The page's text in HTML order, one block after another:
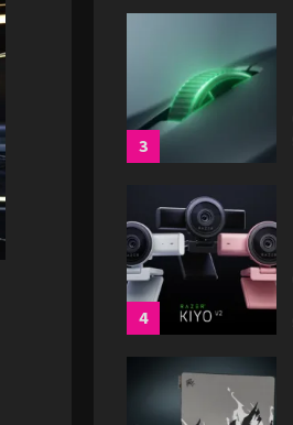
3
4